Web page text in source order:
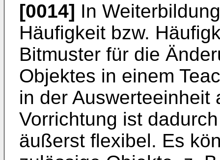
[0014] In
Häufigkeit bzw.
Bitmuster für die
Objektes in einem
in der Auswerteeinheit
Vorrichtung ist
äußerst flexibel. Es